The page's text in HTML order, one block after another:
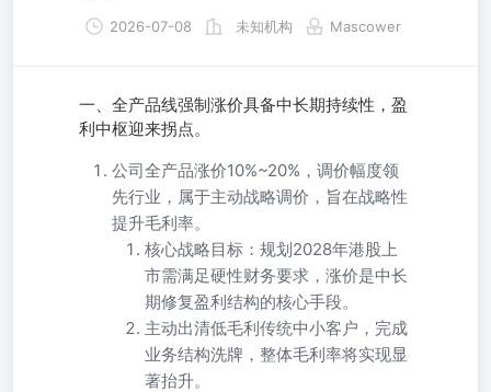
2026-07-08 未知机构 Mascower
一、全产品线强制涨价具备中长期持续性，盈
利中枢迎来拐点。
公司全产品涨价10%~20%，调价幅度领
先行业，属于主动战略调价，旨在战略性
提升毛利率。
核心战略目标：规划2028年港股上
市需满足硬性财务要求，涨价是中长
期修复盈利结构的核心手段。
主动出清低毛利传统中小客户，完成
业务结构洗牌，整体毛利率将实现显
著抬升。